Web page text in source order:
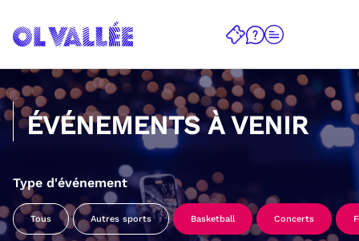
ÉVÉNEMENTS À VENIR
Type d'événement
Tous Autres sports Basketball Concerts